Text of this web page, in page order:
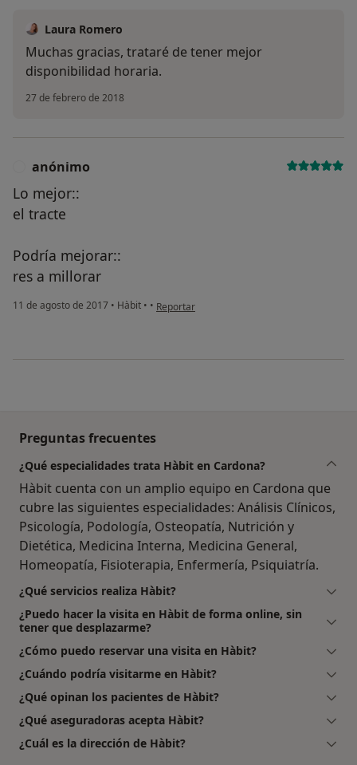
Laura Romero
Muchas gracias, trataré de tener mejor
disponibilidad horaria.
27 de febrero de 2018
anónimo
Lo mejor::
el tracte
Podría mejorar::
res a millorar
11 de agosto de 2017 • Hàbit • • en opinión del usuario anónimo
Reportar
Preguntas frecuentes
¿Qué especialidades trata Hàbit en Cardona?
Hàbit cuenta con un amplio equipo en Cardona que
cubre las siguientes especialidades: Análisis Clínicos,
Psicología, Podología, Osteopatía, Nutrición y
Dietética, Medicina Interna, Medicina General,
Homeopatía, Fisioterapia, Enfermería, Psiquiatría.
¿Qué servicios realiza Hàbit?
¿Puedo hacer la visita en Hàbit de forma online, sin
tener que desplazarme?
¿Cómo puedo reservar una visita en Hàbit?
¿Cuándo podría visitarme en Hàbit?
¿Qué opinan los pacientes de Hàbit?
¿Qué aseguradoras acepta Hàbit?
¿Cuál es la dirección de Hàbit?